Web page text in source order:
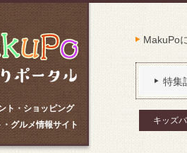
ト・ショッピング
グルメ情報サイト
MakuPo
特集
キッズ